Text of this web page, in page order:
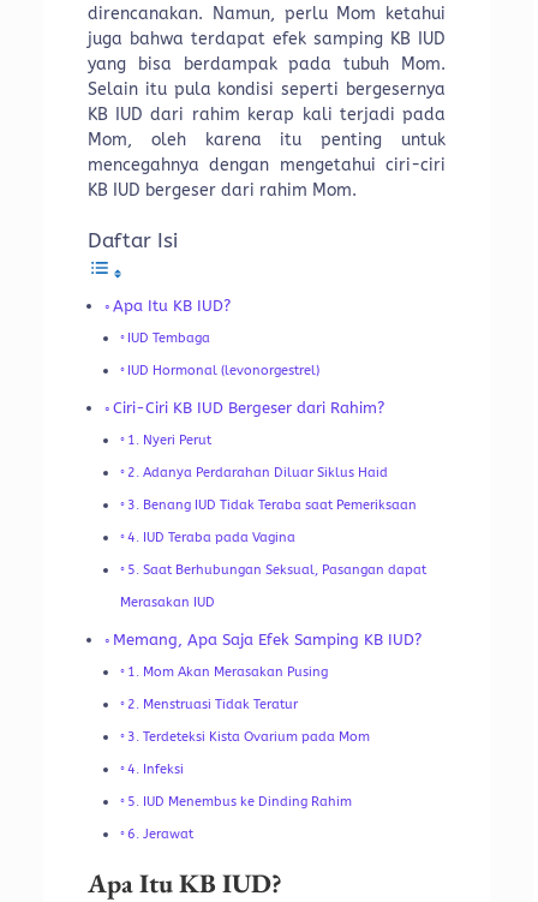
direncanakan. Namun, perlu Mom ketahui
juga bahwa terdapat efek samping KB IUD
yang bisa berdampak pada tubuh Mom.
Selain itu pula kondisi seperti bergesernya
KB IUD dari rahim kerap kali terjadi pada
Mom, oleh karena itu penting untuk
mencegahnya dengan mengetahui ciri-ciri
KB IUD bergeser dari rahim Mom.
Daftar Isi
Apa Itu KB IUD?
IUD Tembaga
IUD Hormonal (levonorgestrel)
Ciri-Ciri KB IUD Bergeser dari Rahim?
1. Nyeri Perut
2. Adanya Perdarahan Diluar Siklus Haid
3. Benang IUD Tidak Teraba saat Pemeriksaan
4. IUD Teraba pada Vagina
5. Saat Berhubungan Seksual, Pasangan dapat
Merasakan IUD
Memang, Apa Saja Efek Samping KB IUD?
1. Mom Akan Merasakan Pusing
2. Menstruasi Tidak Teratur
3. Terdeteksi Kista Ovarium pada Mom
4. Infeksi
5. IUD Menembus ke Dinding Rahim
6. Jerawat
Apa Itu KB IUD?